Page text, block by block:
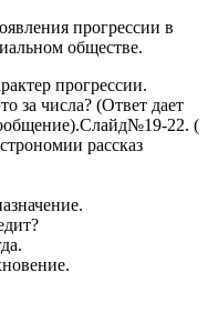
прогрессии в
обществе.
прогрессии.
за числа? (Ответ дает
22. (
рассказ